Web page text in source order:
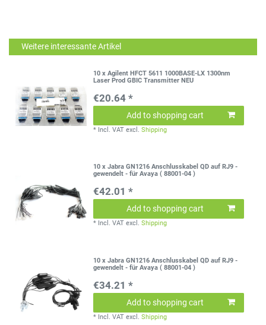
Weitere interessante Artikel
10 x Agilent HFCT 5611 1000BASE-LX 1300nm
Laser Prod GBIC Transmitter NEU
€20.64 *
Add to shopping cart
* Incl. VAT excl.Shipping
10 x Jabra GN1216 Anschlusskabel QD auf RJ9 -
gewendelt - für Avaya ( 88001-04 )
€42.01 *
Add to shopping cart
* Incl. VAT excl.Shipping
10 x Jabra GN1216 Anschlusskabel QD auf RJ9 -
gewendelt - für Avaya ( 88001-04 )
€34.21 *
Add to shopping cart
* Incl. VAT excl.Shipping